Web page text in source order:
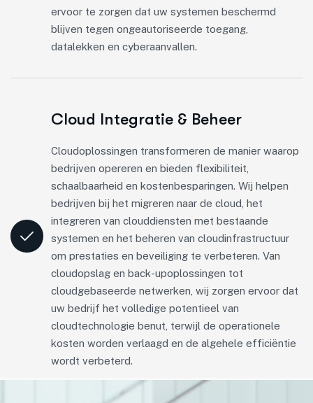
ervoor te zorgen dat uw systemen beschermd
blijven tegen ongeautoriseerde toegang,
datalekken en cyberaanvallen.
Cloud Integratie & Beheer
Cloudoplossingen transformeren de manier waarop
bedrijven opereren en bieden flexibiliteit,
schaalbaarheid en kostenbesparingen. Wij helpen
bedrijven bij het migreren naar de cloud, het
integreren van clouddiensten met bestaande
systemen en het beheren van cloudinfrastructuur
om prestaties en beveiliging te verbeteren. Van
cloudopslag en back-upoplossingen tot
cloudgebaseerde netwerken, wij zorgen ervoor dat
uw bedrijf het volledige potentieel van
cloudtechnologie benut, terwijl de operationele
kosten worden verlaagd en de algehele efficiëntie
wordt verbeterd.